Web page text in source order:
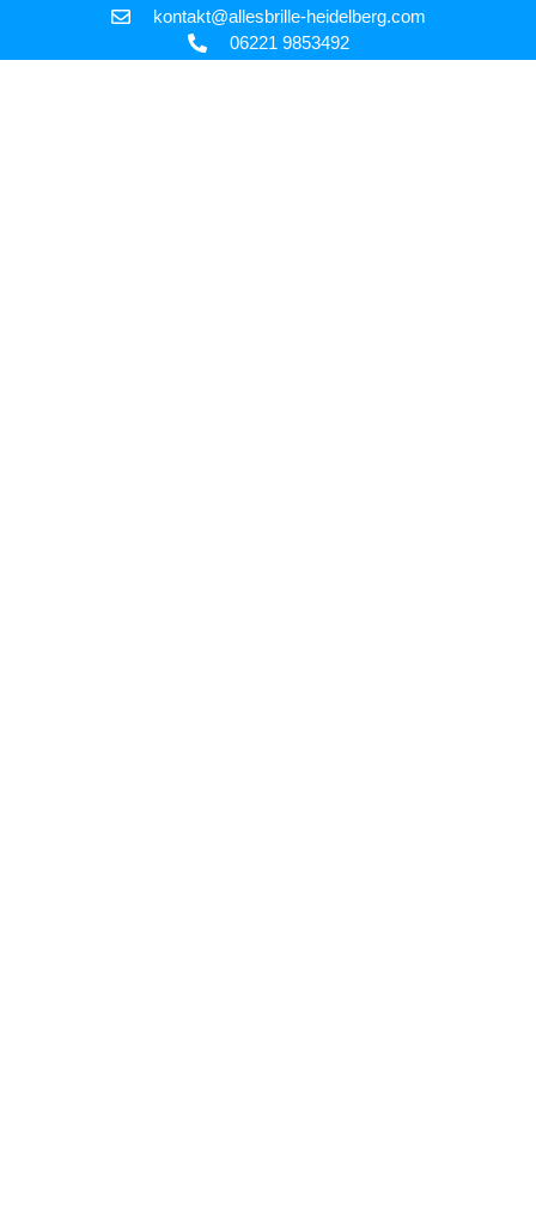
kontakt@allesbrille-heidelberg.com
06221 9853492